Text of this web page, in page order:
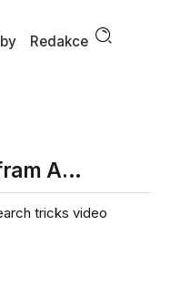
Redakce
A…
tricks video